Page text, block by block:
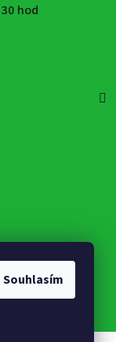
Souhlasím
hod